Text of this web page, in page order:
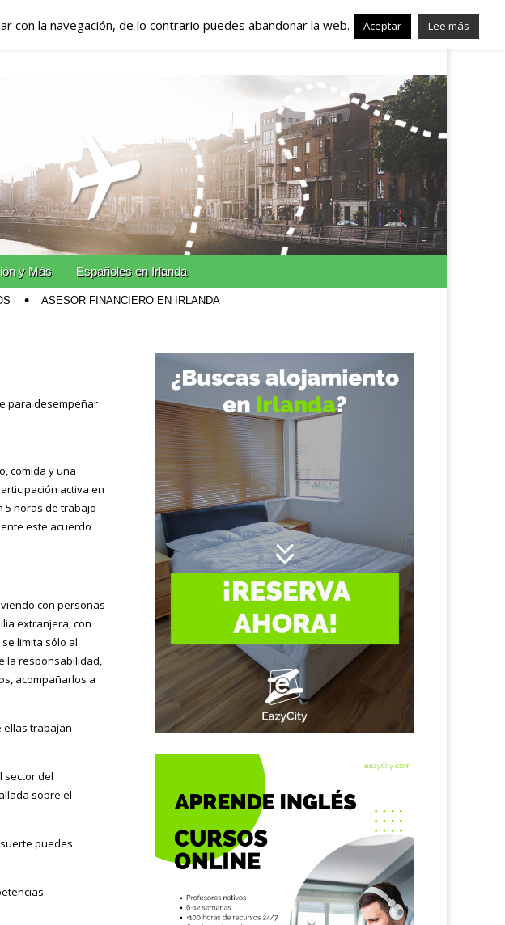
Irlanda – Trabajo en
y Más Españoles en Irlanda
ASESOR FINANCIERO EN IRLANDA
para desempeñar
comida y una
activa en
5 horas de trabajo
este acuerdo
con personas
extranjera, con
limita sólo al
la responsabilidad,
acompañarlos a
ellas trabajan
sector del
sobre el
puedes
con la navegación, de lo contrario puedes abandonar la web. Aceptar Lee más